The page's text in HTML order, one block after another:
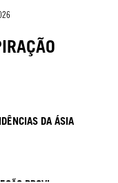
DA ÁSIA